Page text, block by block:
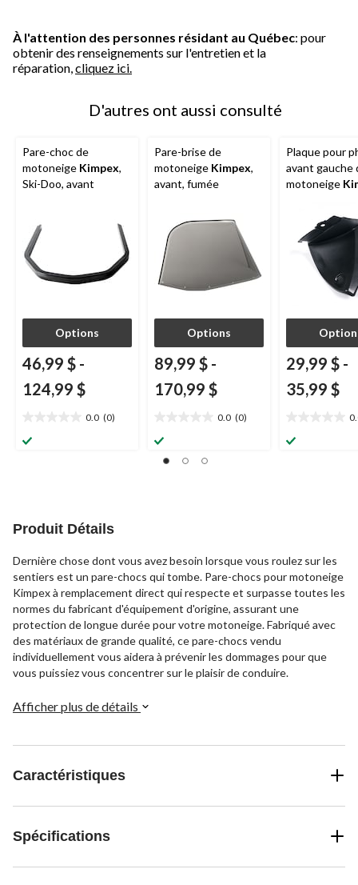
À l'attention des personnes résidant au Québec: pour
obtenir des renseignements sur l'entretien et la
réparation, cliquez ici.
D'autres ont aussi consulté
Pare-choc de
motoneige Kimpex,
Ski-Doo, avant
Options
46,99 $ -
124,99 $
0.0 (0)
étoile(s)
Pare-brise de
motoneige Kimpex,
avant, fumée
Options
89,99 $ -
170,99 $
0.0 (0)
étoile(s)
sur
Plaque pour
avant gauche
motoneige
29,99 $ -
35,99 $
étoile(s)
Produit Détails
Dernière chose dont vous avez besoin lorsque vous roulez sur les
sentiers est un pare-chocs qui tombe. Pare-chocs pour motoneige
Kimpex à remplacement direct qui respecte et surpasse toutes les
normes du fabricant d'équipement d'origine, assurant une
protection de longue durée pour votre motoneige. Fabriqué avec
des matériaux de grande qualité, ce pare-chocs vendu
individuellement vous aidera à prévenir les dommages pour que
vous puissiez vous concentrer sur le plaisir de conduire.
Afficher plus de détails
Caractéristiques
Spécifications